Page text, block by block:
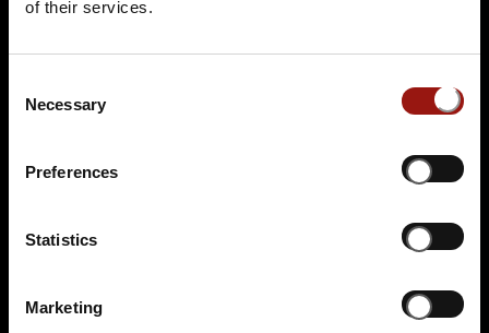
of their services.
Selection
Necessary
Preferences
Statistics
Marketing
Eine Leiche im Louvre
Kaiser-Friedrich-Promenade 55